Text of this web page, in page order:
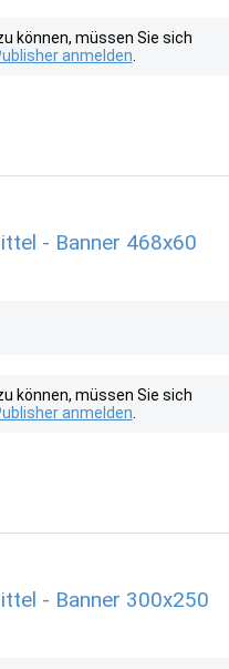
können, müssen Sie sich
anmelden
- Banner 468x60
können, müssen Sie sich
anmelden
- Banner 300x250